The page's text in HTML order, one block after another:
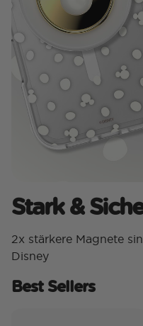
Stark &
2x stärkere Magnete
Disney
Best Sellers